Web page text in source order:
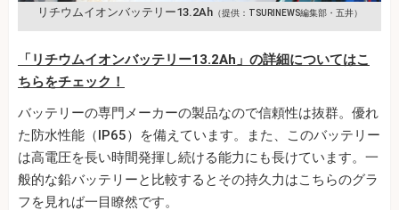
リチウムイオンバッテリー13.2Ah（提供：TSURINEWS編集部・五井）
「リチウムイオンバッテリー13.2Ah」の詳細についてはこ
ちらをチェック！
バッテリーの専門メーカーの製品なので信頼性は抜群。優れ
た防水性能（IP65）を備えています。また、このバッテリー
は高電圧を長い時間発揮し続ける能力にも長けています。一
般的な鉛バッテリーと比較するとその持久力はこちらのグラ
フを見れば一目瞭然です。